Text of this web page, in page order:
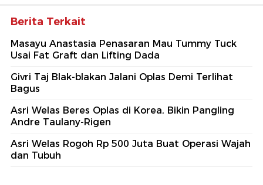
Berita Terkait
Masayu Anastasia Penasaran Mau Tummy Tuck
Usai Fat Graft dan Lifting Dada
Givri Taj Blak-blakan Jalani Oplas Demi Terlihat
Bagus
Asri Welas Beres Oplas di Korea, Bikin Pangling
Andre Taulany-Rigen
Asri Welas Rogoh Rp 500 Juta Buat Operasi Wajah
dan Tubuh